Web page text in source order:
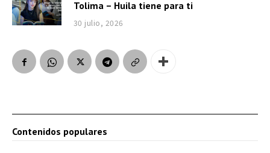
Tolima – Huila tiene para ti
30 julio, 2026
Contenidos populares